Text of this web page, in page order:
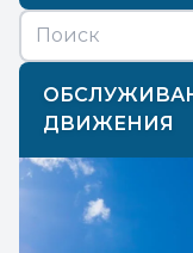
ДВИЖЕНИЯ